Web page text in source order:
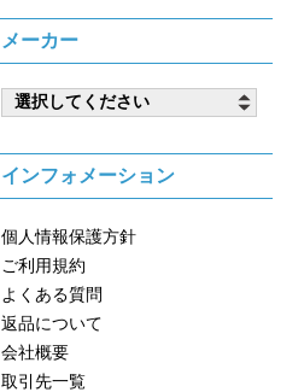
メーカー
インフォメーション
個人情報保護方針
ご利用規約
よくある質問
返品について
会社概要
取引先一覧